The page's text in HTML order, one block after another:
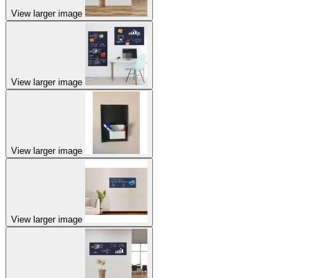
View larger image
View larger image
View larger image
View larger image